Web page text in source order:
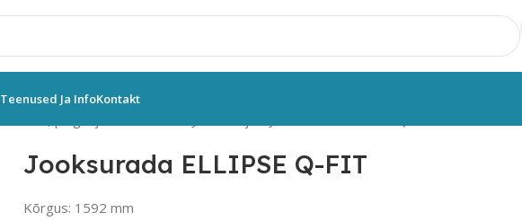
Teenused Ja InfoKontakt
Jooksurada ELLIPSE Q-FIT
Kõrgus: 1592 mm